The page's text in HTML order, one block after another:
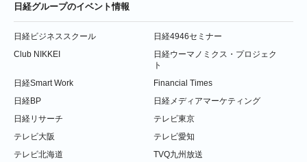
日経グループのイベント情報
日経ビジネススクール
日経4946セミナー
Club NIKKEI
日経ウーマノミクス・プロジェク
ト
日経Smart Work
Financial Times
日経BP
日経メディアマーケティング
日経リサーチ
テレビ東京
テレビ大阪
テレビ愛知
テレビ北海道
TVQ九州放送